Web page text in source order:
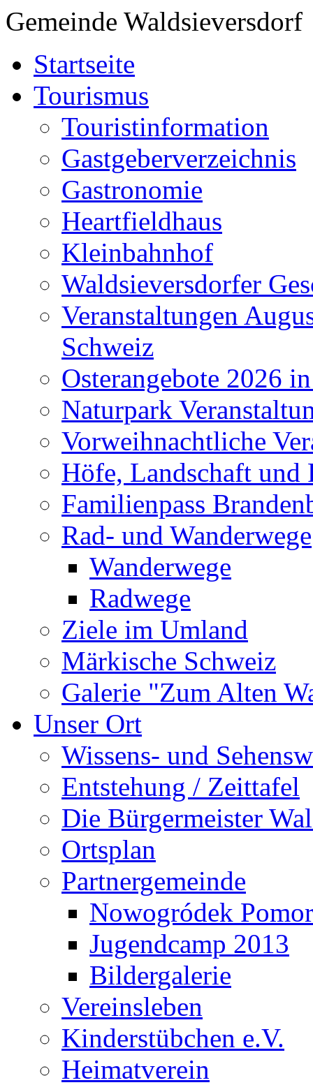
Gemeinde Waldsieversdorf
Startseite
Tourismus
Touristinformation
Gastgeberverzeichnis
Gastronomie
Heartfieldhaus
Kleinbahnhof
Waldsieversdorfer
Veranstaltungen
Schweiz
Osterangebote 2026
Naturpark
Vorweihnachtliche
Höfe, Landschaft und
Familienpass
Rad- und Wanderwege
Wanderwege
Radwege
Ziele im Umland
Märkische Schweiz
Galerie "Zum Alten
Unser Ort
Wissens- und
Entstehung / Zeittafel
Die Bürgermeister
Ortsplan
Partnergemeinde
Nowogródek
Jugendcamp 2013
Bildergalerie
Vereinsleben
Kinderstübchen e.V.
Heimatverein